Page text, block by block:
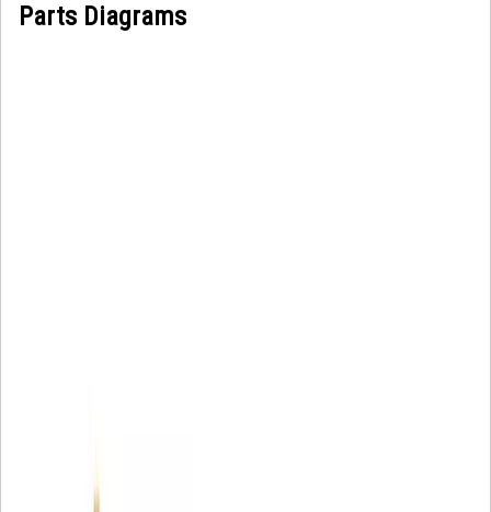
Parts Diagrams